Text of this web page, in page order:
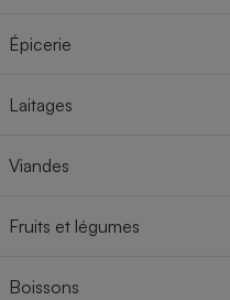
Épicerie
Laitages
Viandes
Fruits et légumes
Boissons